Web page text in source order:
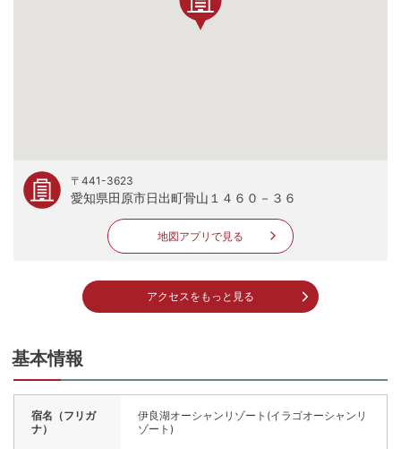
〒441-3623
愛知県田原市日出町骨山１４６０－３６
地図アプリで見る
アクセスをもっと見る
基本情報
宿名（フリガ
ナ）
伊良湖オーシャンリゾート(イラゴオーシャンリ
ゾート)